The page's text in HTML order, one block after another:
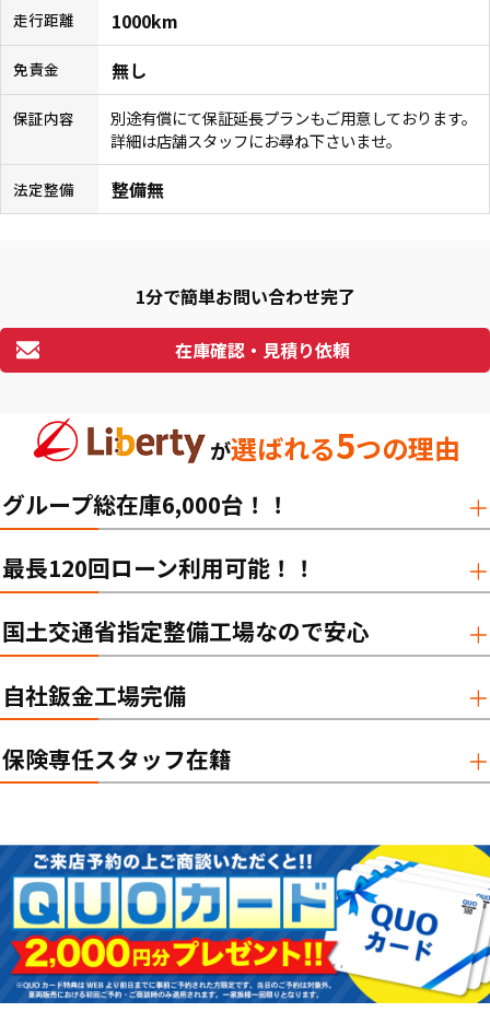
走行距離 1000km
免責金 無し
保証内容
別途有償にて保証延長プランもご用意しております。
詳細は店舗スタッフにお尋ね下さいませ。
法定整備 整備無
1分で簡単お問い合わせ完了
在庫確認・見積り依頼
が選ばれる5つの理由
グループ総在庫6,000台！！
最長120回ローン利用可能！！
国土交通省指定整備工場なので安心
自社鈑金工場完備
保険専任スタッフ在籍